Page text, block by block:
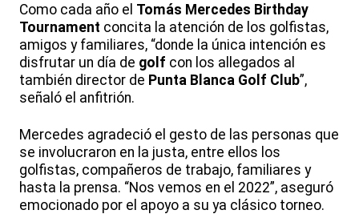
Como cada año el Tomás Mercedes Birthday
Tournament concita la atención de los golfistas,
amigos y familiares, “donde la única intención es
disfrutar un día de golf con los allegados al
también director de Punta Blanca Golf Club”,
señaló el anfitrión.
Mercedes agradeció el gesto de las personas que
se involucraron en la justa, entre ellos los
golfistas, compañeros de trabajo, familiares y
hasta la prensa. “Nos vemos en el 2022”, aseguró
emocionado por el apoyo a su ya clásico torneo.